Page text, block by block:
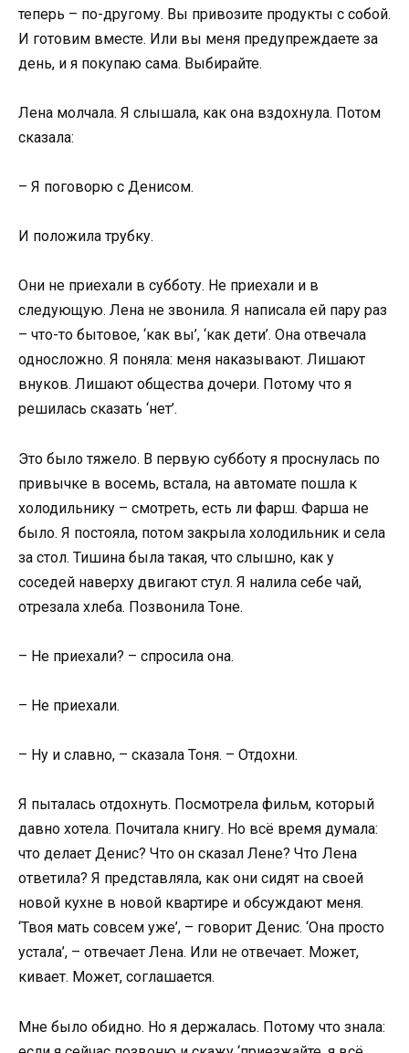
теперь – по-другому. Вы привозите продукты с собой.
И готовим вместе. Или вы меня предупреждаете за
день, и я покупаю сама. Выбирайте.
Лена молчала. Я слышала, как она вздохнула. Потом
сказала:
– Я поговорю с Денисом.
И положила трубку.
Они не приехали в субботу. Не приехали и в
следующую. Лена не звонила. Я написала ей пару раз
– что-то бытовое, ‘как вы’, ‘как дети’. Она отвечала
односложно. Я поняла: меня наказывают. Лишают
внуков. Лишают общества дочери. Потому что я
решилась сказать ‘нет’.
Это было тяжело. В первую субботу я проснулась по
привычке в восемь, встала, на автомате пошла к
холодильнику – смотреть, есть ли фарш. Фарша не
было. Я постояла, потом закрыла холодильник и села
за стол. Тишина была такая, что слышно, как у
соседей наверху двигают стул. Я налила себе чай,
отрезала хлеба. Позвонила Тоне.
– Не приехали? – спросила она.
– Не приехали.
– Ну и славно, – сказала Тоня. – Отдохни.
Я пыталась отдохнуть. Посмотрела фильм, который
давно хотела. Почитала книгу. Но всё время думала:
что делает Денис? Что он сказал Лене? Что Лена
ответила? Я представляла, как они сидят на своей
новой кухне в новой квартире и обсуждают меня.
‘Твоя мать совсем уже’, – говорит Денис. ‘Она просто
устала’, – отвечает Лена. Или не отвечает. Может,
кивает. Может, соглашается.
Мне было обидно. Но я держалась. Потому что знала: